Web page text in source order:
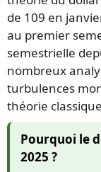
de 109 en
au premier
semestrielle
nombreux
turbulences
théorie
Pourquoi le
2025 ?